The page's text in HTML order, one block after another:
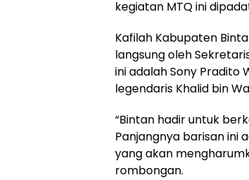
kegiatan MTQ ini
Kafilah Kabupaten
langsung oleh
ini adalah Sony Pradito
legendaris Khalid bin
“Bintan hadir untuk
Panjangnya barisan ini
yang akan
rombongan.